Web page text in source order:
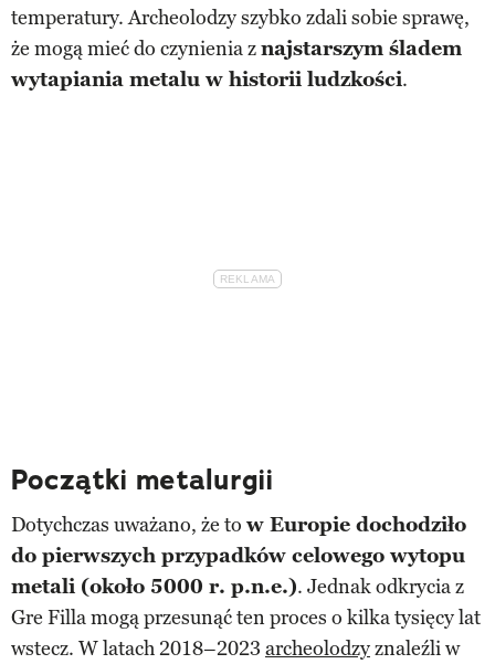
temperatury. Archeolodzy szybko zdali sobie sprawę,
że mogą mieć do czynienia znajstarszym śladem
wytapiania metalu w historii ludzkości.
Początki metalurgii
Dotychczas uważano, że to w Europie dochodziło
do pierwszych przypadków celowego wytopu
metali (około 5000 r. p.n.e.). Jednak odkrycia z
Gre Filla mogą przesunąć ten proces o kilka tysięcy lat
wstecz. W latach 2018–2023 archeolodzyznaleźli w